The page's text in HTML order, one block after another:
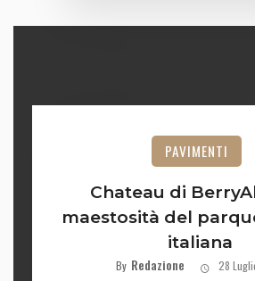
PAVIMENTI
Chateau di
maestosità del
italiana
By Redazione 28